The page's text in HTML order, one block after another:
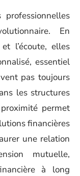
professionnelles
En
l’écoute, elles
essentiel
pas toujours
les structures
permet
financières
une relation
mutuelle,
à long